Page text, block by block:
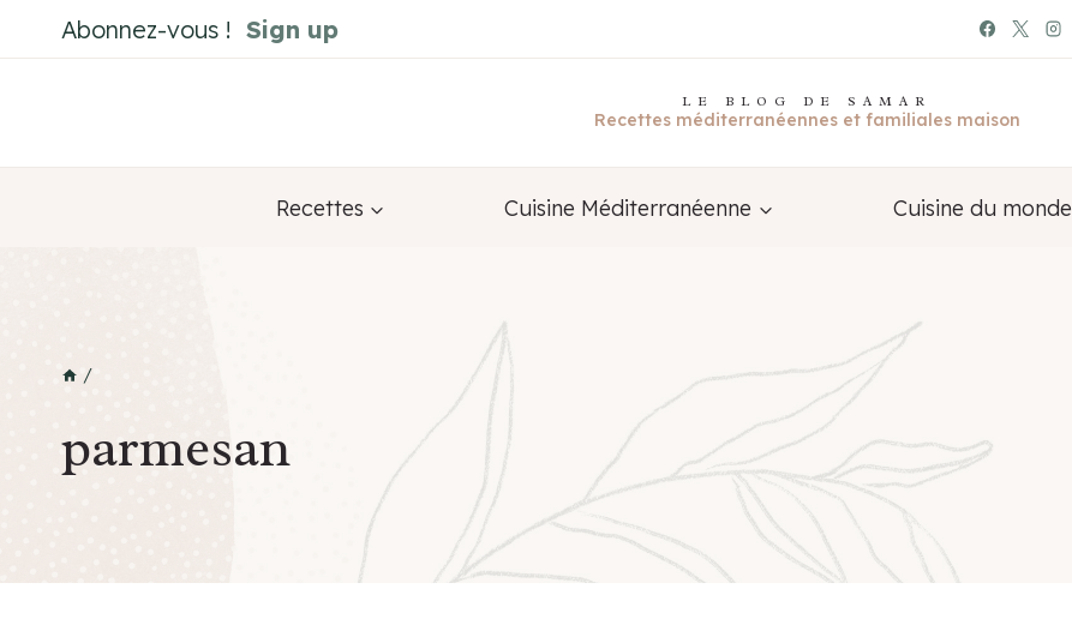
to
Abonnez-vous ! Sign up
LE BLOG DE SAMAR
Recettes méditerranéennes et familiales maison
Recettes Cuisine Méditerranéenne Cuisine du monde
/
parmesan